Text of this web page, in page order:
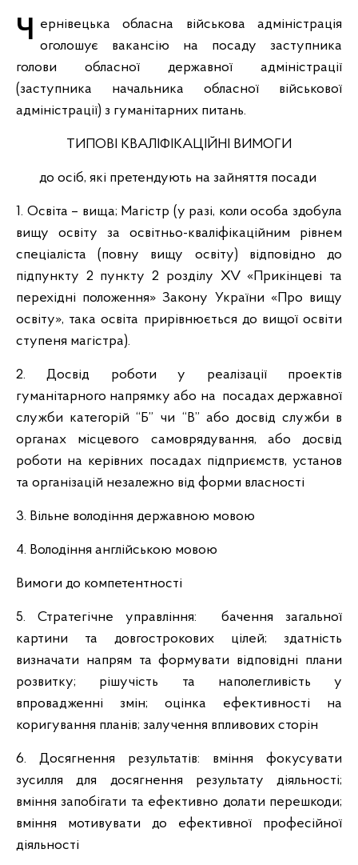
Чернівецька обласна військова адміністрація оголошує вакансію на посаду заступника
голови обласної державної адміністрації
(заступника начальника обласної військової
адміністрації) з гуманітарних питань.
ТИПОВІ КВАЛІФІКАЦІЙНІ ВИМОГИ
до осіб, які претендують на зайняття посади
1. Освіта – вища; Магістр (у разі, коли особа здобула
вищу освіту за освітньо-кваліфікаційним рівнем
спеціаліста (повну вищу освіту) відповідно до
підпункту 2 пункту 2 розділу XV «Прикінцеві та
перехідні положення» Закону України «Про вищу
освіту», така освіта прирівнюється до вищої освіти
ступеня магістра).
2. Досвід роботи у реалізації проектів
гуманітарного напрямку або на посадах державної
служби категорій “Б” чи “В” або досвід служби в
органах місцевого самоврядування, або досвід
роботи на керівних посадах підприємств, установ
та організацій незалежно від форми власності
3. Вільне володіння державною мовою
4. Володіння англійською мовою
Вимоги до компетентності
5. Стратегічне управління: бачення загальної
картини та довгострокових цілей; здатність
визначати напрям та формувати відповідні плани
розвитку; рішучість та наполегливість у
впровадженні змін; оцінка ефективності на
коригування планів; залучення впливових сторін
6. Досягнення результатів: вміння фокусувати
зусилля для досягнення результату діяльності;
вміння запобігати та ефективно долати перешкоди;
вміння мотивувати до ефективної професійної
діяльності